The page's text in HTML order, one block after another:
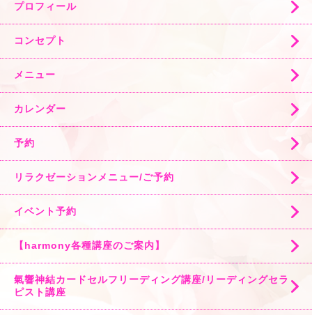
プロフィール
コンセプト
メニュー
カレンダー
予約
リラクゼーションメニュー/ご予約
イベント予約
【harmony各種講座のご案内】
氣響神結カードセルフリーディング講座/リーディングセラ
ピスト講座